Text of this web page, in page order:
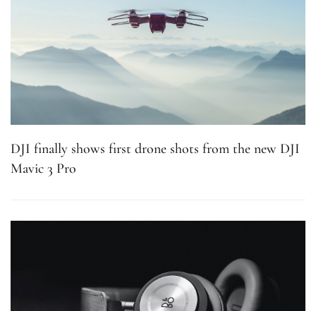
DJI finally shows first drone shots from the new DJI
Mavic 3 Pro